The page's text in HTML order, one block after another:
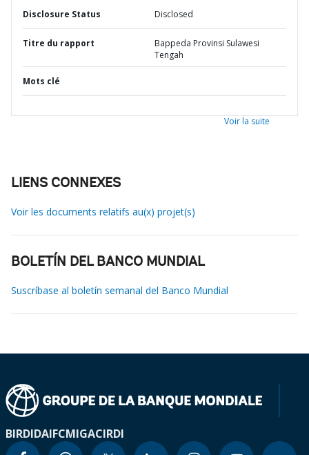
Disclosure Status Disclosed
Titre du rapport
Bappeda Provinsi Sulawesi
Tengah
Mots clé
Voir la suite
LIENS CONNEXES
Voir les documents relatifs au(x) projet(s)
BOLETÍN DEL BANCO MUNDIAL
Suscríbase al boletín semanal del Banco Mundial
BIRDIDAIFCMIGACIRDI